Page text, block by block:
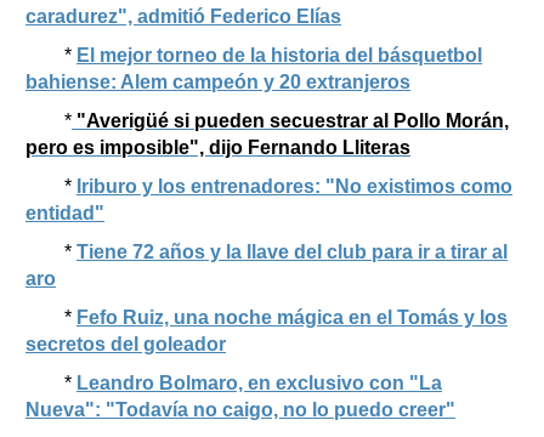
caradurez", admitió Federico Elías
* El mejor torneo de la historia del básquetbol
bahiense: Alem campeón y 20 extranjeros
* "Averigüé si pueden secuestrar al Pollo Morán,
pero es imposible", dijo Fernando Lliteras
* Iriburo y los entrenadores: "No existimos como
entidad"
* Tiene 72 años y la llave del club para ir a tirar al
aro
* Fefo Ruiz, una noche mágica en el Tomás y los
secretos del goleador
* Leandro Bolmaro, en exclusivo con "La
Nueva": "Todavía no caigo, no lo puedo creer"